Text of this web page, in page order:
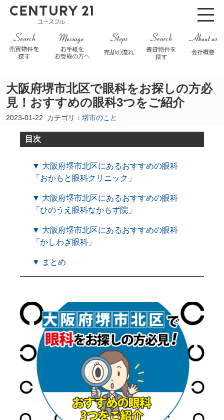
大阪府堺市北区で眼科をお探しの方必
見！おすすめの眼科3つをご紹介
2023-01-22 カテゴリ： 堺市のこと
目次
▼ 大阪府堺市北区にあるおすすめの眼科
「おかもと眼科クリニック」
▼ 大阪府堺市北区にあるおすすめの眼科
「ひのうえ眼科なかもず院」
▼ 大阪府堺市北区にあるおすすめの眼科
「かしわぎ眼科」
▼ まとめ